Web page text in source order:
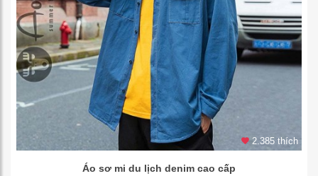
2.385 thích
Áo sơ mi du lịch denim cao cấp